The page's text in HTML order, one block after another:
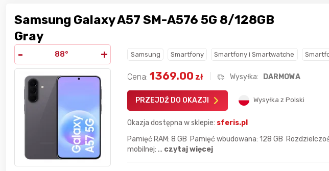
Samsung Galaxy A57 SM-A576 5G 8/­128GB
Gray
- 88° + Samsung Smartfony Smartfony i Smartwatche
Cena: 1369.00 zł Wysyłka: DARMOWA
PRZEJDŹ DO OKAZJI Wysyłka z Polski
Okazja dostępna w sklepie: sferis.pl
Pamięć RAM: 8 GB Pamięć wbudowana: 128 GB
mobilnej: ... czytaj więcej